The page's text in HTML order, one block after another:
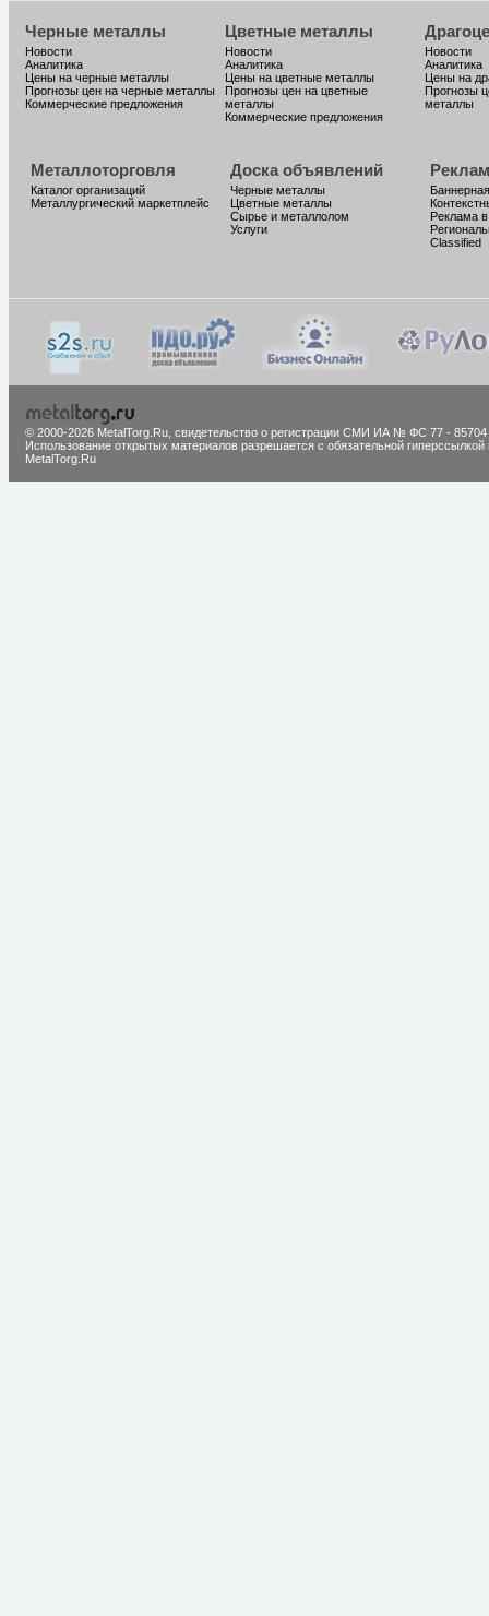
Черные металлы
Новости
Аналитика
Цены на черные металлы
Прогнозы цен на черные металлы
Коммерческие предложения
Цветные металлы
Новости
Аналитика
Цены на цветные металлы
Прогнозы цен на цветные
металлы
Коммерческие предложения
Новости
Аналитика
Цены на
Прогнозы
металлы
Металлоторговля
Каталог организаций
Металлургический маркетплейс
Доска объявлений
Черные металлы
Цветные металлы
Сырье и металлолом
Услуги
Реклама
Classified
© 2000-2026 MetalTorg.Ru, cвидетельство о регистрации СМИ ИА № ФС 77 - 85704
Использование открытых материалов разрешается с обязательной гиперссылкой
MetalTorg.Ru